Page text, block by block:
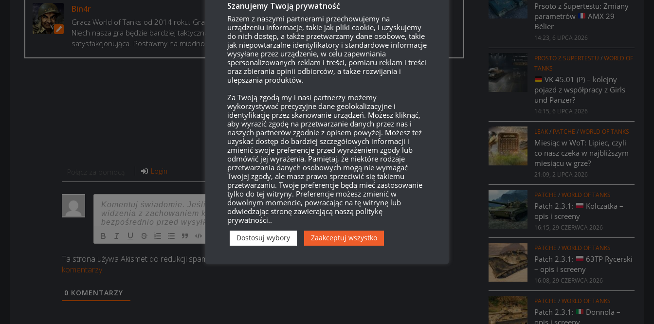
Bin4r
Gracz World of Tanks od 2014 roku. Gram, bo jestem pasjonatem i wiem, że większość graczy w WoT to pasjonaci.
Niech nasza gra będzie bardziej taktyczna i przemyślana. Trudniejsza, ale mniej irytująca – a przez to bardziej
satysfakcjonująca. Postawmy na miodność!
Login
[+]
Ta strona używa Akismet do redukcji spamu.
komentarzy.
0 KOMENTARZY
Prsoto z Supertestu: Zmiany
parametrów
AMX 29
Bélier
14:23, 6 LIPCA 2026
PROSTO Z SUPERTESTU /WORLD OF
TANKS
VK 45.01 (P) – kolejny
pojazd z współpracy z Girls
und Panzer?
14:15, 6 LIPCA 2026
LEAK/ PATCHE /WORLD OF TANKS
Miesiąc w WoT: Lipiec, czyli
co nasz czeka w najbliższym
miesiącu w grze?
21:09, 2 LIPCA 2026
PATCHE /WORLD OF TANKS
Patch 2.3.1:
Kolczatka –
opis i screeny
16:15, 29 CZERWCA 2026
PATCHE /WORLD OF TANKS
Patch 2.3.1:
63TP Rycerski
– opis i screeny
16:08, 29 CZERWCA 2026
PATCHE /WORLD OF TANKS
Patch 2.3.1:
Donnola –
opis i screeny
Szanujemy Twoją prywatność
Razem z naszymi partnerami przechowujemy na
urządzeniu informacje, takie jak pliki cookie, i uzyskujemy
do nich dostęp, a także przetwarzamy dane osobowe, takie
jak niepowtarzalne identyfikatory i standardowe informacje
wysyłane przez urządzenie, w celu zapewniania
spersonalizowanych reklam i treści, pomiaru reklam i treści
oraz zbierania opinii odbiorców, a także rozwijania i
ulepszania produktów.
Za Twoją zgodą my i nasi partnerzy możemy
wykorzystywać precyzyjne dane geolokalizacyjne i
identyfikację przez skanowanie urządzeń. Możesz kliknąć,
aby wyrazić zgodę na przetwarzanie danych przez nas i
naszych partnerów zgodnie z opisem powyżej. Możesz też
uzyskać dostęp do bardziej szczegółowych informacji i
zmienić swoje preferencje przed wyrażeniem zgody lub
odmówić jej wyrażenia. Pamiętaj, że niektóre rodzaje
przetwarzania danych osobowych mogą nie wymagać
Twojej zgody, ale masz prawo sprzeciwić się takiemu
przetwarzaniu. Twoje preferencje będą mieć zastosowanie
tylko do tej witryny. Preferencje możesz zmienić w
dowolnym momencie, powracając na tę witrynę lub
odwiedzając stronę zawierającą naszą politykę
prywatności..
Dostosuj wybory Zaakceptuj wszystko